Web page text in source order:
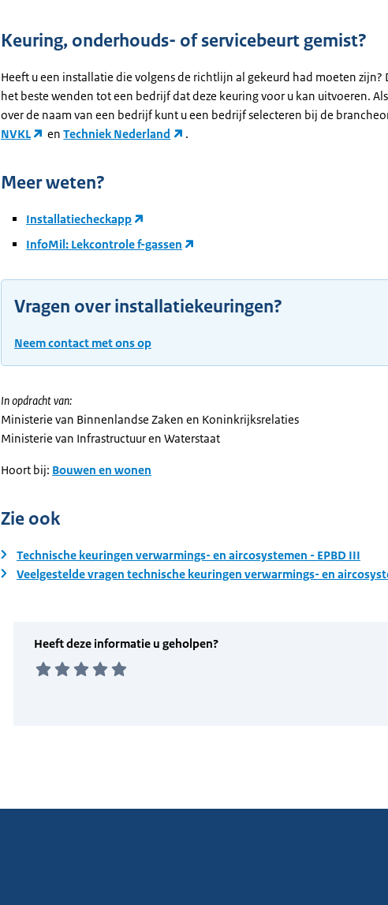
Keuring, onderhouds- of servicebeurt gemist?
Heeft u een installatie die volgens de richtlijn al gekeurd had moeten zijn?
het beste wenden tot een bedrijf dat deze keuring voor u kan uitvoeren.
over de naam van een bedrijf kunt u een bedrijf selecteren bij de
NVKL
enTechniek Nederland .
Meer weten?
Installatiecheckapp
InfoMil: Lekcontrole f-gassen
Vragen over installatiekeuringen?
Neem contact met ons op
In opdracht van:
Ministerie van Binnenlandse Zaken en Koninkrijksrelaties
Ministerie van Infrastructuur en Waterstaat
Hoort bij: Bouwen en wonen
Zie ook
Technische keuringen verwarmings- en aircosystemen - EPBD III
Veelgestelde vragen technische keuringen verwarmings- en